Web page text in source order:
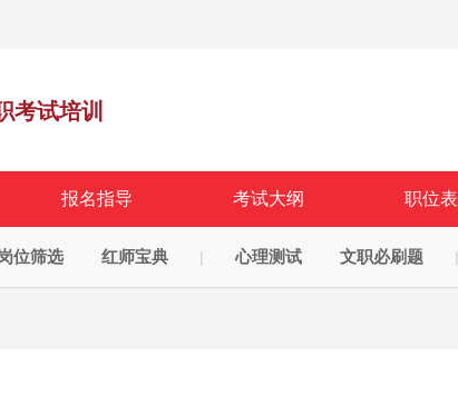
考试培训
报名指导 考试大纲 职位表
位筛选 红师宝典 | 心理测试 文职必刷题 |